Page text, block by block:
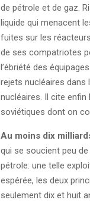
de pétrole et de gaz.
liquide qui menacent
fuites sur les
de ses compatriotes
l’ébriété des
rejets nucléaires dans
nucléaires. Il cite
soviétiques dont on
Au moins dix
qui se soucient peu
pétrole: une telle
espérée, les deux
seulement dix et huit